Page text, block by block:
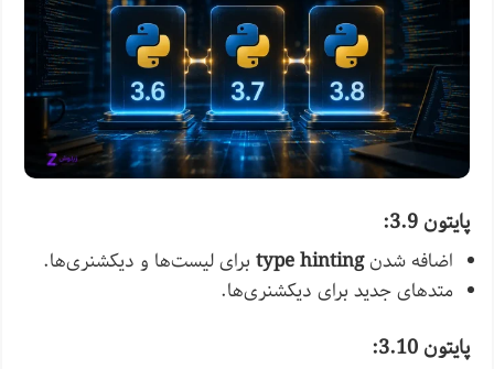
پایتون 3.9:
اضافه شدنtype hinting برای لیست‌ها و دیکشنری‌ها.
متدهای جدید برای دیکشنری‌ها.
پایتون 3.10: